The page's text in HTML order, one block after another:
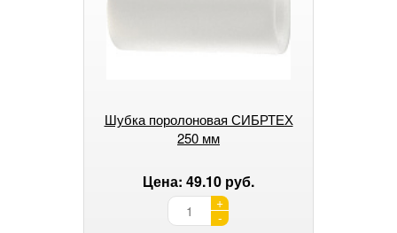
Шубка поролоновая СИБРТЕХ
250 мм
Цена: 49.10 руб.
+
-